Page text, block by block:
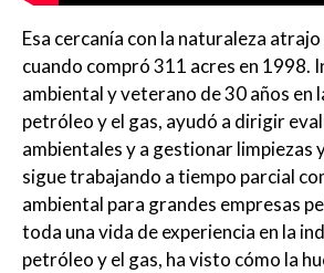
Esa cercanía con la naturaleza
cuando compró 311 acres en 1998.
ambiental y veterano de 30 años en
petróleo y el gas, ayudó a dirigir
ambientales y a gestionar limpiezas
sigue trabajando a tiempo parcial
ambiental para grandes empresas
toda una vida de experiencia en la
petróleo y el gas, ha visto cómo la